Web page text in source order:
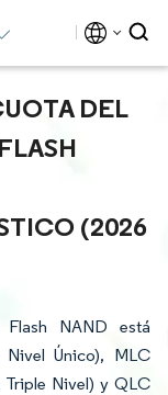
DEL
(2026
NAND está
Único), MLC
Nivel) y QLC